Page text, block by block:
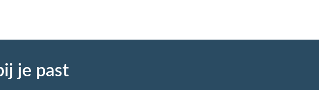
je past